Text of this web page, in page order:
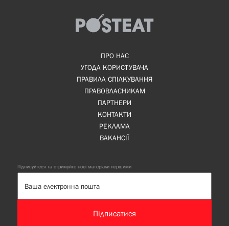
ПРО НАС
УГОДА КОРИСТУВАЧА
ПРАВИЛА СПІЛКУВАННЯ
ПРАВОВЛАСНИКАМ
ПАРТНЕРИ
КОНТАКТИ
РЕКЛАМА
ВАКАНСІЇ
Підписуйтеся та отримуйте нові матеріали першими
Підписатися